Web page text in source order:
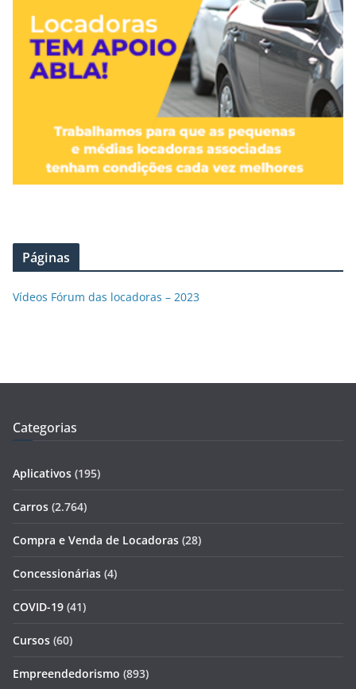
Páginas
Vídeos Fórum das locadoras – 2023
Categorias
Aplicativos (195)
Carros (2.764)
Compra e Venda de Locadoras (28)
Concessionárias (4)
COVID-19 (41)
Cursos (60)
Empreendedorismo (893)